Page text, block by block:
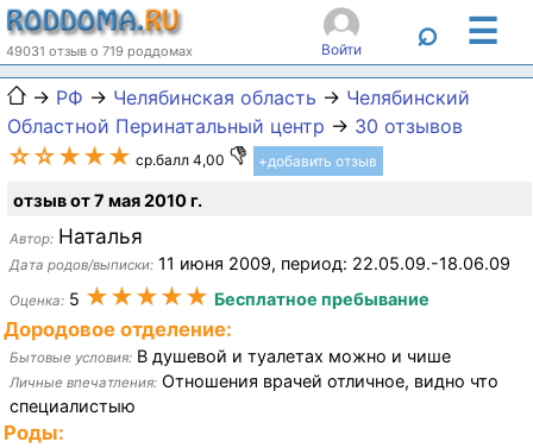
49031 отзыв о 719 роддомах Войти ⌕ ☰
→ РФ → Челябинская область → Челябинский
Областной Перинатальный центр → 30 отзывов
☆☆★★★ ср.балл 4,00 +добавить отзыв
отзыв от 7 мая 2010 г.
Автор: Наталья
Дата родов/выписки: 11 июня 2009, период: 22.05.09.-18.06.09
Оценка: 5 ★★★★★ Бесплатное пребывание
Дородовое отделение:
Бытовые условия: В душевой и туалетах можно и чише
Личные впечатления: Отношения врачей отличное, видно что
специалистыю
Роды: